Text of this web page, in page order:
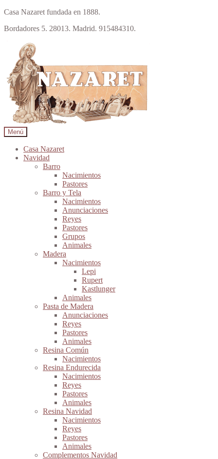
Casa Nazaret fundada en 1888.
Bordadores 5. 28013. Madrid. 915484310.
navegación
contenido
Menú
Casa Nazaret
Navidad
Barro
Nacimientos
Pastores
Barro y Tela
Nacimientos
Anunciaciones
Reyes
Pastores
Grupos
Animales
Madera
Nacimientos
Lepi
Rupert
Kastlunger
Animales
Pasta de Madera
Anunciaciones
Reyes
Pastores
Animales
Resina Común
Nacimientos
Resina Endurecida
Nacimientos
Reyes
Pastores
Animales
Resina Navidad
Nacimientos
Reyes
Pastores
Animales
Complementos Navidad